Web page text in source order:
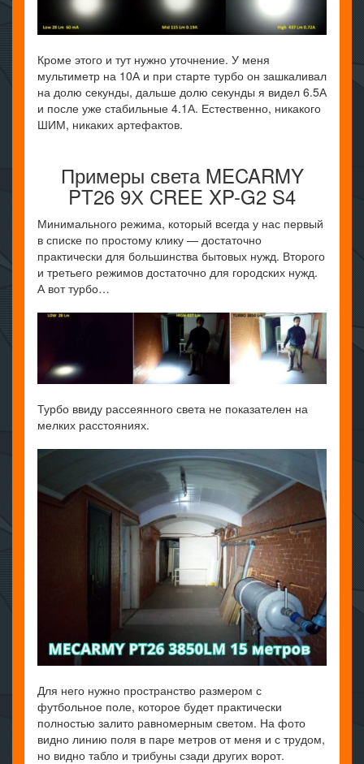
Кроме этого и тут нужно уточнение. У меня
мультиметр на 10А и при старте турбо он зашкаливал
на долю секунды, дальше долю секунды я видел 6.5А
и после уже стабильные 4.1А. Естественно, никакого
ШИМ, никаких артефактов.
Примеры света MECARMY
PT26 9Х CREE XP-G2 S4
Минимального режима, который всегда у нас первый
в списке по простому клику — достаточно
практически для большинства бытовых нужд. Второго
и третьего режимов достаточно для городских нужд.
А вот турбо…
Турбо ввиду рассеянного света не показателен на
мелких расстояниях.
Для него нужно пространство размером с
футбольное поле, которое будет практически
полностью залито равномерным светом. На фото
видно линию поля в паре метров от меня и с трудом,
но видно табло и трибуны сзади других ворот.